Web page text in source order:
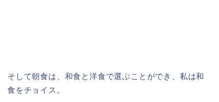
そして朝食は、和食と洋食で選ぶことができ、私は和
食をチョイス。